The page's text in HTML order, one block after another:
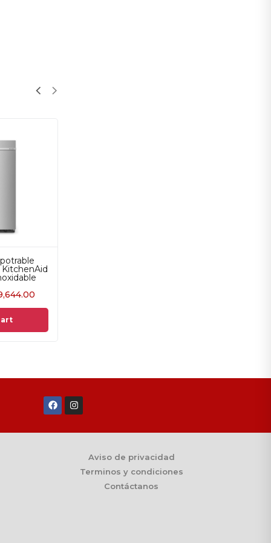
Aviso de privacidad
Terminos y condiciones
Contáctanos